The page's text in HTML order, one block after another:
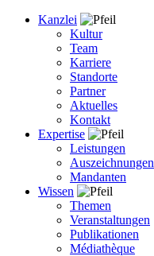
Kanzlei
Kultur
Team
Karriere
Standorte
Partner
Aktuelles
Kontakt
Expertise
Leistungen
Auszeichnungen
Mandanten
Wissen
Themen
Veranstaltungen
Publikationen
Médiathèque